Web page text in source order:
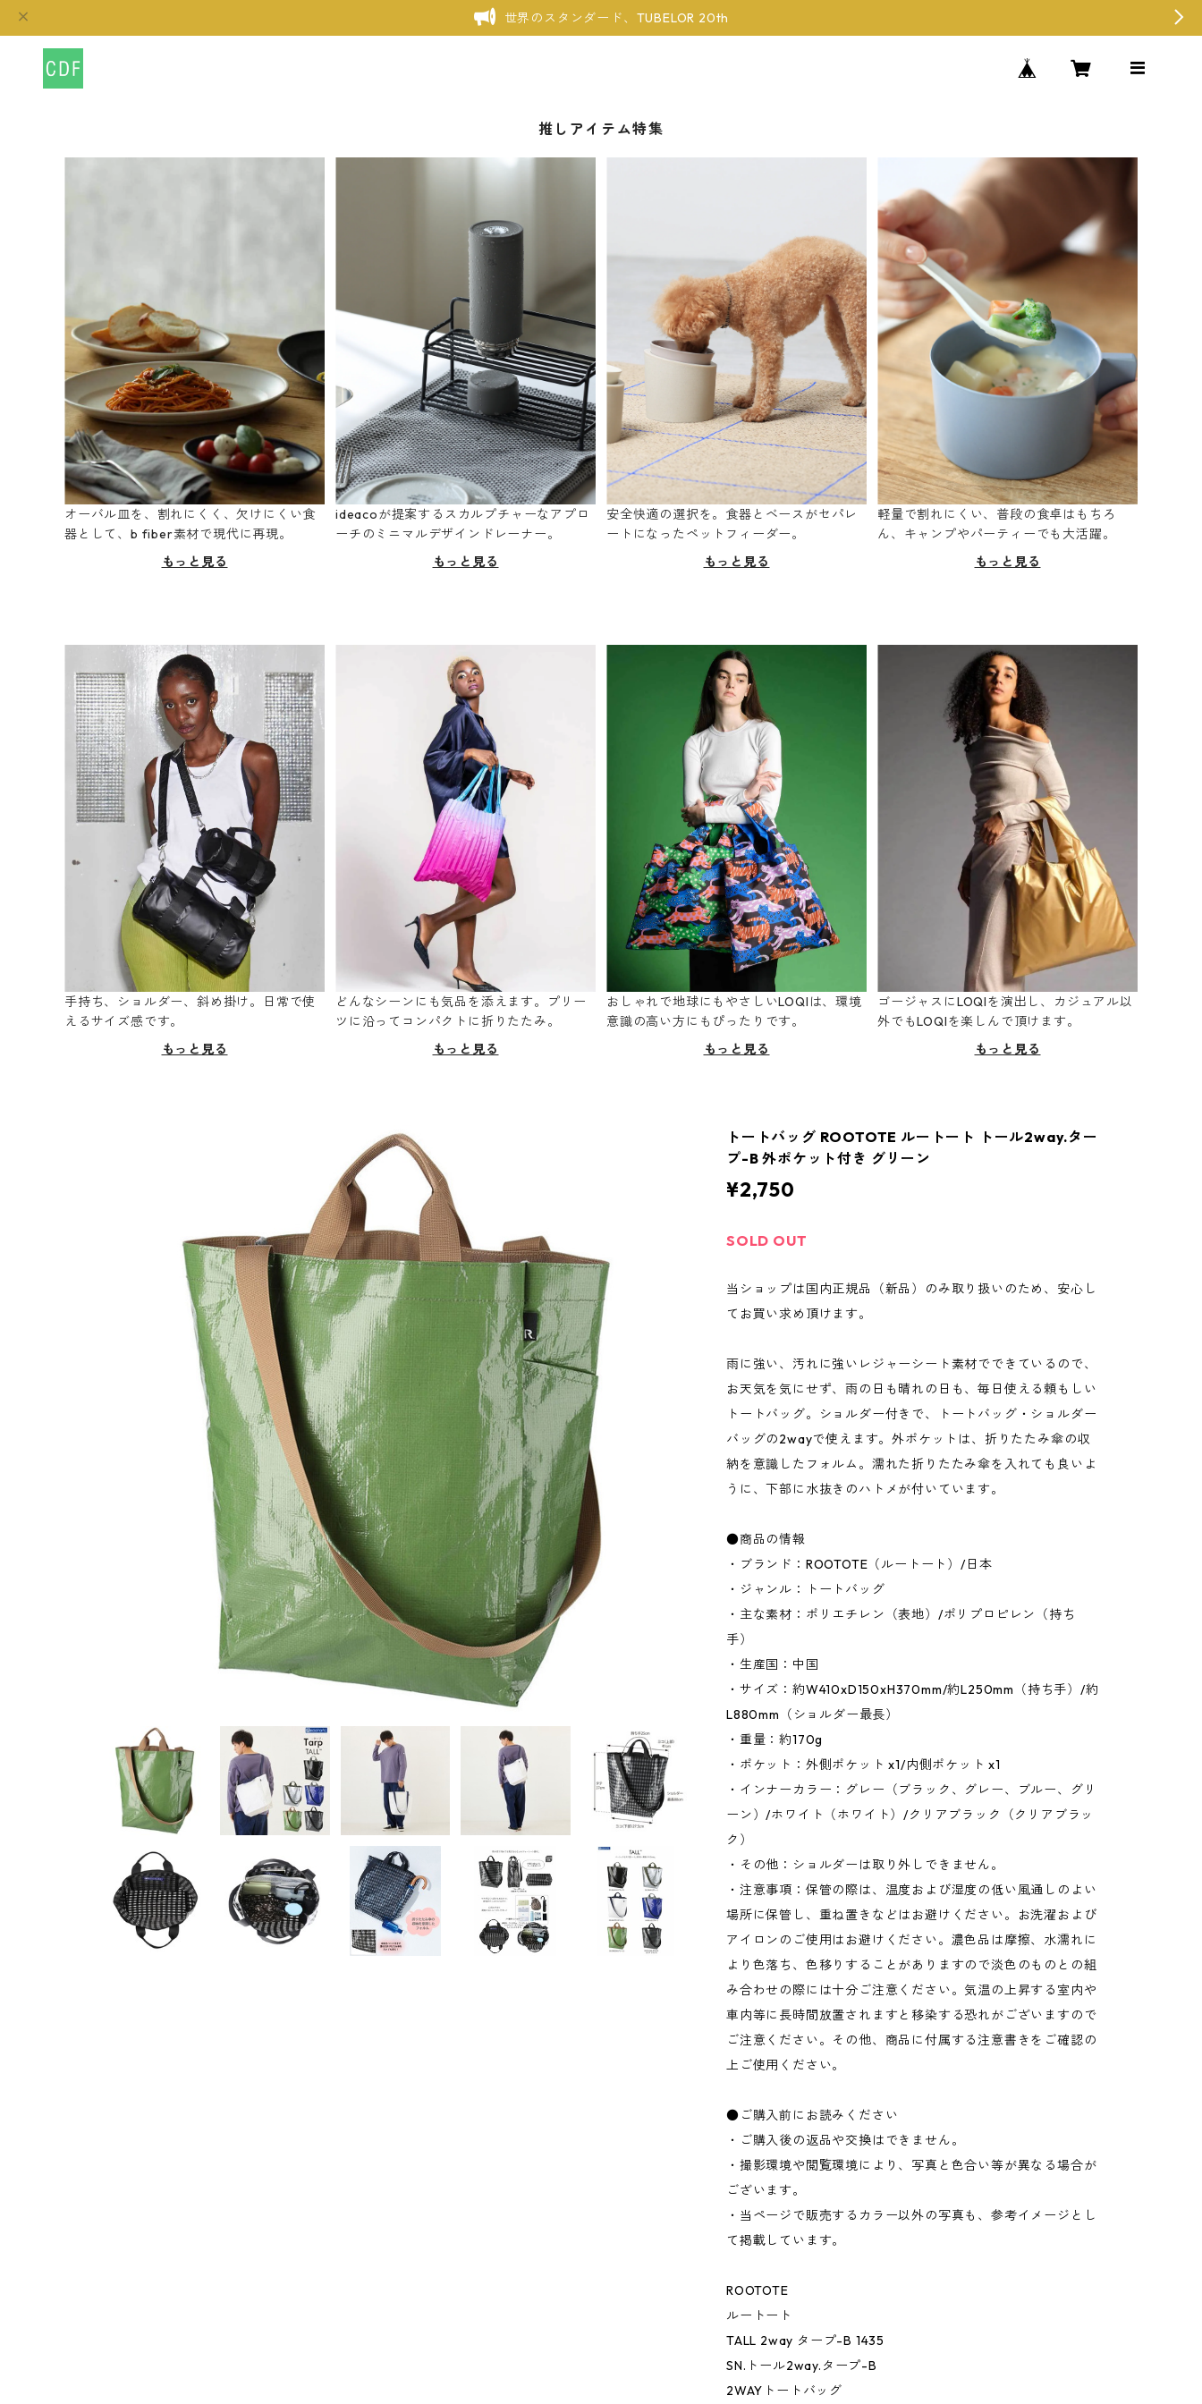
世界のスタンダード、TUBELOR 20th
推しアイテム特集
オーバル皿を、割れにくく、欠けにくい食
器として、b fiber素材で現代に再現。
もっと見る
ideacoが提案するスカルプチャーなアプロ
ーチのミニマルデザインドレーナー。
もっと見る
安全快適の選択を。食器とベースがセパレ
ートになったペットフィーダー。
もっと見る
軽量で割れにくい、普段の食卓はもちろ
ん、キャンプやパーティーでも大活躍。
もっと見る
手持ち、ショルダー、斜め掛け。日常で使
えるサイズ感です。
もっと見る
どんなシーンにも気品を添えます。プリー
ツに沿ってコンパクトに折りたたみ。
もっと見る
おしゃれで地球にもやさしいLOQIは、環境
意識の高い方にもぴったりです。
もっと見る
ゴージャスにLOQIを演出し、カジュアル以
外でもLOQIを楽しんで頂けます。
もっと見る
トートバッグ ROOTOTE ルートート トール2way.ター
プ-B 外ポケット付き グリーン
¥2,750
SOLD OUT
当ショップは国内正規品（新品）のみ取り扱いのため、安心し
てお買い求め頂けます。
雨に強い、汚れに強いレジャーシート素材でできているので、
お天気を気にせず、雨の日も晴れの日も、毎日使える頼もしい
トートバッグ。ショルダー付きで、トートバッグ・ショルダー
バッグの2wayで使えます。外ポケットは、折りたたみ傘の収
納を意識したフォルム。濡れた折りたたみ傘を入れても良いよ
うに、下部に水抜きのハトメが付いています。
●商品の情報
・ブランド：ROOTOTE（ルートート）/日本
・ジャンル：トートバッグ
・主な素材：ポリエチレン（表地）/ポリプロピレン（持ち
手）
・生産国：中国
・サイズ：約W410xD150xH370mm/約L250mm（持ち手）/約
L880mm（ショルダー最長）
・重量：約170g
・ポケット：外側ポケット x1/内側ポケット x1
・インナーカラー：グレー（ブラック、グレー、ブルー、グリ
ーン）/ホワイト（ホワイト）/クリアブラック（クリアブラッ
ク）
・その他：ショルダーは取り外しできません。
・注意事項：保管の際は、温度および湿度の低い風通しのよい
場所に保管し、重ね置きなどはお避けください。お洗濯および
アイロンのご使用はお避けください。濃色品は摩擦、水濡れに
より色落ち、色移りすることがありますので淡色のものとの組
み合わせの際には十分ご注意ください。気温の上昇する室内や
車内等に長時間放置されますと移染する恐れがございますので
ご注意ください。その他、商品に付属する注意書きをご確認の
上ご使用ください。
●ご購入前にお読みください
・ご購入後の返品や交換はできません。
・撮影環境や閲覧環境により、写真と色合い等が異なる場合が
ございます。
・当ページで販売するカラー以外の写真も、参考イメージとし
て掲載しています。
ROOTOTE
ルートート
TALL 2way タープ-B 1435
SN.トール2way.タープ-B
2WAYトートバッグ